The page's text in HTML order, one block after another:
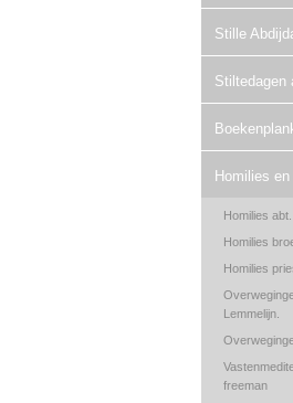
Stille
Stiltedagen
Homilies
Homilies
Homilies
Homilies
Lemmelijn.
freeman